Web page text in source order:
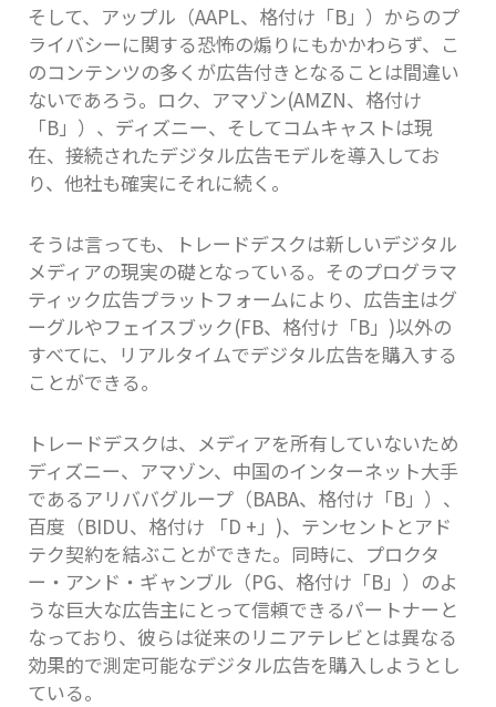
そして、アップル（AAPL、格付け「B」）からのプ
ライバシーに関する恐怖の煽りにもかかわらず、こ
のコンテンツの多くが広告付きとなることは間違い
ないであろう。ロク、アマゾン(AMZN、格付け
「B」）、ディズニー、そしてコムキャストは現
在、接続されたデジタル広告モデルを導入してお
り、他社も確実にそれに続く。
そうは言っても、トレードデスクは新しいデジタル
メディアの現実の礎となっている。そのプログラマ
ティック広告プラットフォームにより、広告主はグ
ーグルやフェイスブック(FB、格付け「B」)以外の
すべてに、リアルタイムでデジタル広告を購入する
ことができる。
トレードデスクは、メディアを所有していないため
ディズニー、アマゾン、中国のインターネット大手
であるアリババグループ（BABA、格付け「B」）、
百度（BIDU、格付け 「D +」)、テンセントとアド
テク契約を結ぶことができた。同時に、プロクタ
ー・アンド・ギャンブル（PG、格付け「B」）のよ
うな巨大な広告主にとって信頼できるパートナーと
なっており、彼らは従来のリニアテレビとは異なる
効果的で測定可能なデジタル広告を購入しようとし
ている。